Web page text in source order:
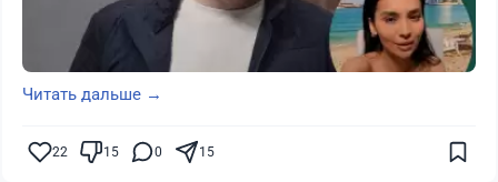
Читать дальше →
22 15 0 15